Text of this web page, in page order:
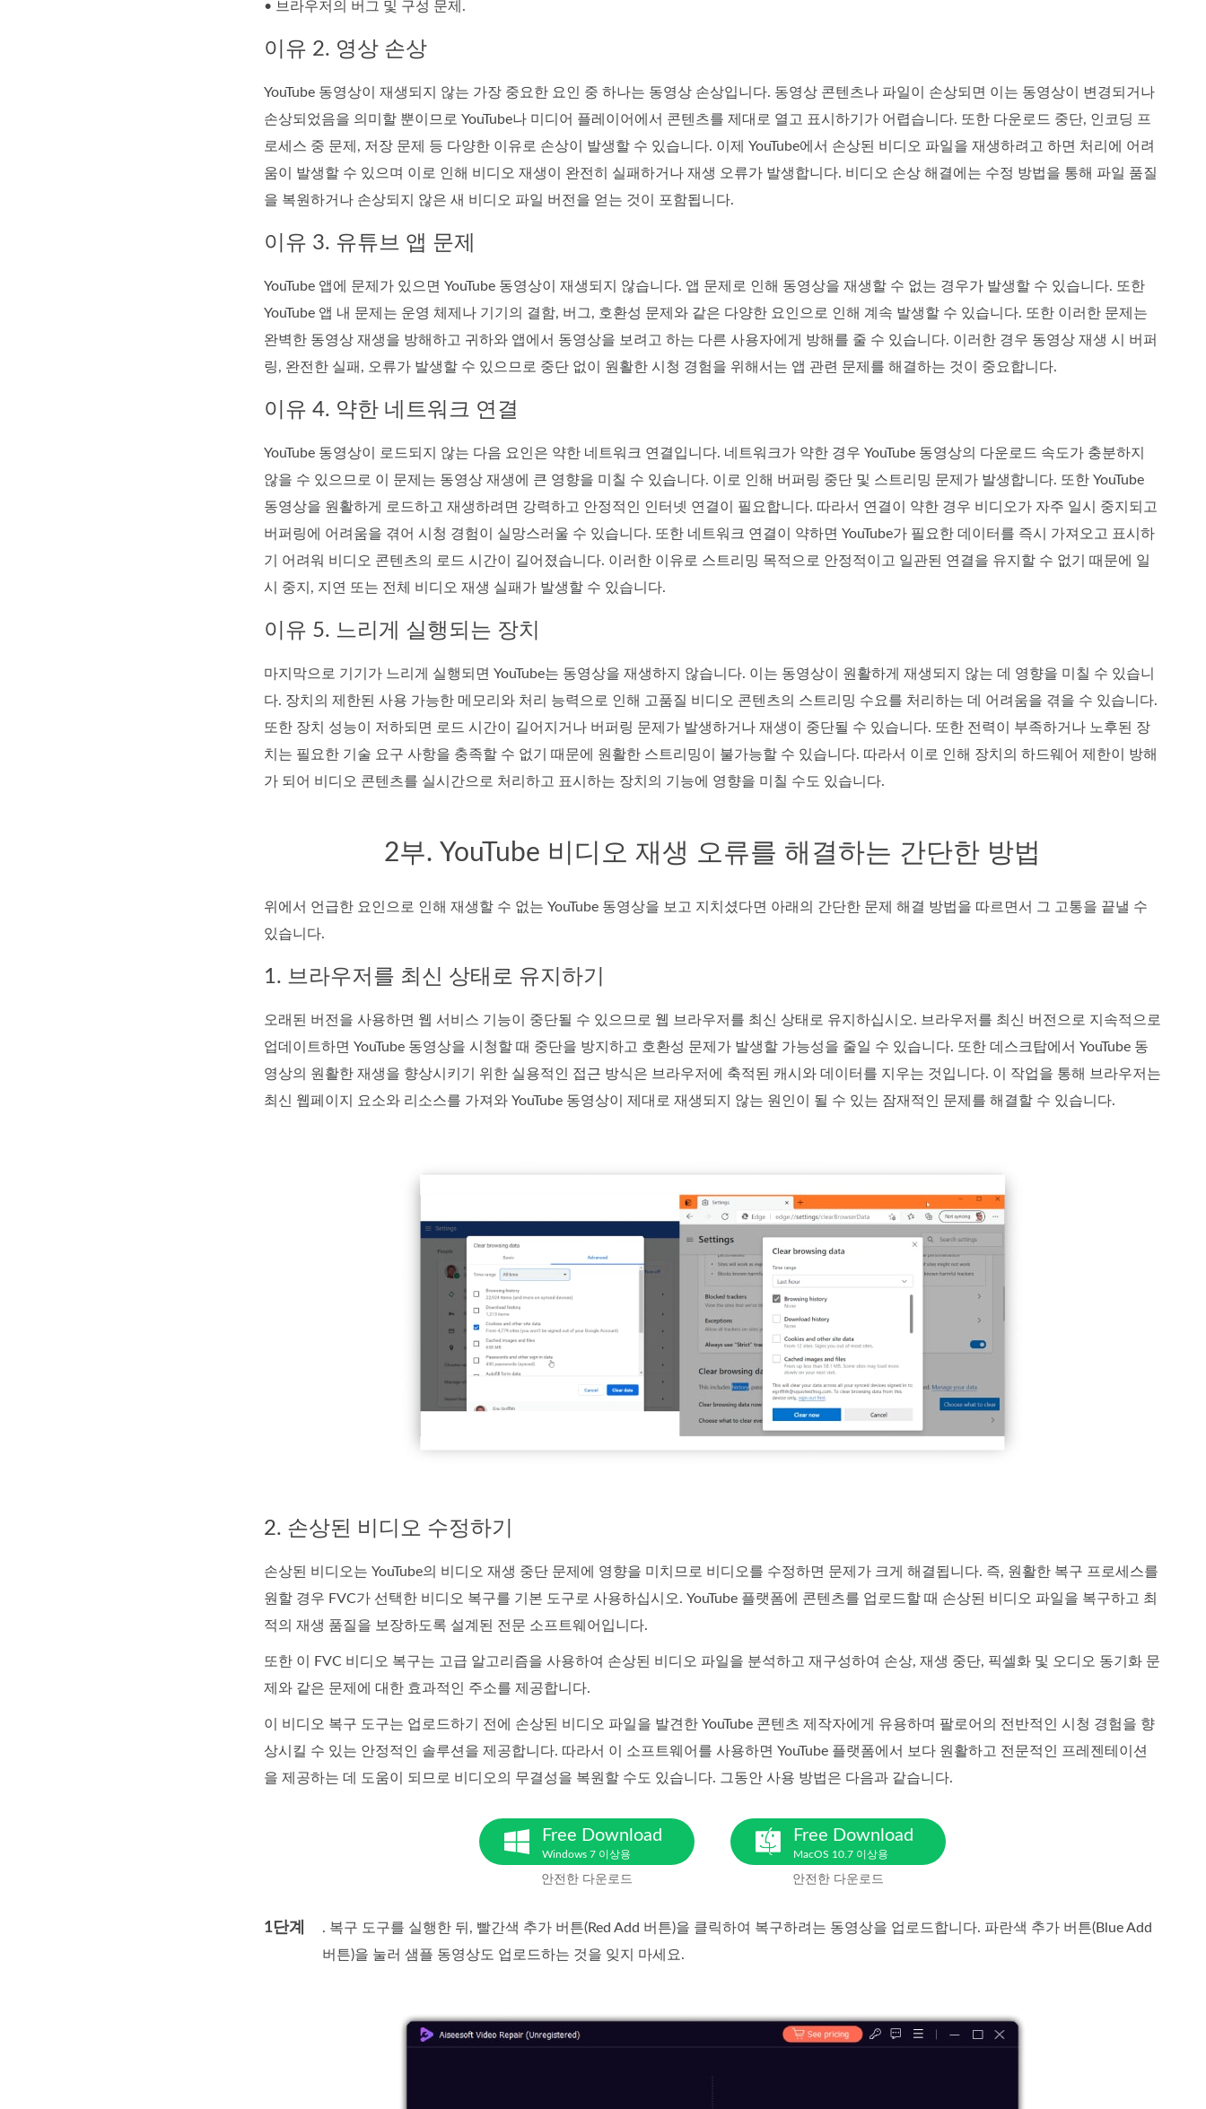
• 브라우저의 버그 및 구성 문제.
이유 2. 영상 손상
YouTube 동영상이 재생되지 않는 가장 중요한 요인 중 하나는 동영상 손상입니다. 동영상 콘텐츠나 파일이 손상되면 이는 동영상이 변경되거나
손상되었음을 의미할 뿐이므로 YouTube나 미디어 플레이어에서 콘텐츠를 제대로 열고 표시하기가 어렵습니다. 또한 다운로드 중단, 인코딩 프
로세스 중 문제, 저장 문제 등 다양한 이유로 손상이 발생할 수 있습니다. 이제 YouTube에서 손상된 비디오 파일을 재생하려고 하면 처리에 어려
움이 발생할 수 있으며 이로 인해 비디오 재생이 완전히 실패하거나 재생 오류가 발생합니다. 비디오 손상 해결에는 수정 방법을 통해 파일 품질
을 복원하거나 손상되지 않은 새 비디오 파일 버전을 얻는 것이 포함됩니다.
이유 3. 유튜브 앱 문제
YouTube 앱에 문제가 있으면 YouTube 동영상이 재생되지 않습니다. 앱 문제로 인해 동영상을 재생할 수 없는 경우가 발생할 수 있습니다. 또한
YouTube 앱 내 문제는 운영 체제나 기기의 결함, 버그, 호환성 문제와 같은 다양한 요인으로 인해 계속 발생할 수 있습니다. 또한 이러한 문제는
완벽한 동영상 재생을 방해하고 귀하와 앱에서 동영상을 보려고 하는 다른 사용자에게 방해를 줄 수 있습니다. 이러한 경우 동영상 재생 시 버퍼
링, 완전한 실패, 오류가 발생할 수 있으므로 중단 없이 원활한 시청 경험을 위해서는 앱 관련 문제를 해결하는 것이 중요합니다.
이유 4. 약한 네트워크 연결
YouTube 동영상이 로드되지 않는 다음 요인은 약한 네트워크 연결입니다. 네트워크가 약한 경우 YouTube 동영상의 다운로드 속도가 충분하지
않을 수 있으므로 이 문제는 동영상 재생에 큰 영향을 미칠 수 있습니다. 이로 인해 버퍼링 중단 및 스트리밍 문제가 발생합니다. 또한 YouTube
동영상을 원활하게 로드하고 재생하려면 강력하고 안정적인 인터넷 연결이 필요합니다. 따라서 연결이 약한 경우 비디오가 자주 일시 중지되고
버퍼링에 어려움을 겪어 시청 경험이 실망스러울 수 있습니다. 또한 네트워크 연결이 약하면 YouTube가 필요한 데이터를 즉시 가져오고 표시하
기 어려워 비디오 콘텐츠의 로드 시간이 길어졌습니다. 이러한 이유로 스트리밍 목적으로 안정적이고 일관된 연결을 유지할 수 없기 때문에 일
시 중지, 지연 또는 전체 비디오 재생 실패가 발생할 수 있습니다.
이유 5. 느리게 실행되는 장치
마지막으로 기기가 느리게 실행되면 YouTube는 동영상을 재생하지 않습니다. 이는 동영상이 원활하게 재생되지 않는 데 영향을 미칠 수 있습니
다. 장치의 제한된 사용 가능한 메모리와 처리 능력으로 인해 고품질 비디오 콘텐츠의 스트리밍 수요를 처리하는 데 어려움을 겪을 수 있습니다.
또한 장치 성능이 저하되면 로드 시간이 길어지거나 버퍼링 문제가 발생하거나 재생이 중단될 수 있습니다. 또한 전력이 부족하거나 노후된 장
치는 필요한 기술 요구 사항을 충족할 수 없기 때문에 원활한 스트리밍이 불가능할 수 있습니다. 따라서 이로 인해 장치의 하드웨어 제한이 방해
가 되어 비디오 콘텐츠를 실시간으로 처리하고 표시하는 장치의 기능에 영향을 미칠 수도 있습니다.
2부. YouTube 비디오 재생 오류를 해결하는 간단한 방법
위에서 언급한 요인으로 인해 재생할 수 없는 YouTube 동영상을 보고 지치셨다면 아래의 간단한 문제 해결 방법을 따르면서 그 고통을 끝낼 수
있습니다.
1. 브라우저를 최신 상태로 유지하기
오래된 버전을 사용하면 웹 서비스 기능이 중단될 수 있으므로 웹 브라우저를 최신 상태로 유지하십시오. 브라우저를 최신 버전으로 지속적으로
업데이트하면 YouTube 동영상을 시청할 때 중단을 방지하고 호환성 문제가 발생할 가능성을 줄일 수 있습니다. 또한 데스크탑에서 YouTube 동
영상의 원활한 재생을 향상시키기 위한 실용적인 접근 방식은 브라우저에 축적된 캐시와 데이터를 지우는 것입니다. 이 작업을 통해 브라우저는
최신 웹페이지 요소와 리소스를 가져와 YouTube 동영상이 제대로 재생되지 않는 원인이 될 수 있는 잠재적인 문제를 해결할 수 있습니다.
2. 손상된 비디오 수정하기
손상된 비디오는 YouTube의 비디오 재생 중단 문제에 영향을 미치므로 비디오를 수정하면 문제가 크게 해결됩니다. 즉, 원활한 복구 프로세스를
원할 경우 FVC가 선택한 비디오 복구를 기본 도구로 사용하십시오. YouTube 플랫폼에 콘텐츠를 업로드할 때 손상된 비디오 파일을 복구하고 최
적의 재생 품질을 보장하도록 설계된 전문 소프트웨어입니다.
또한 이 FVC 비디오 복구는 고급 알고리즘을 사용하여 손상된 비디오 파일을 분석하고 재구성하여 손상, 재생 중단, 픽셀화 및 오디오 동기화 문
제와 같은 문제에 대한 효과적인 주소를 제공합니다.
이 비디오 복구 도구는 업로드하기 전에 손상된 비디오 파일을 발견한 YouTube 콘텐츠 제작자에게 유용하며 팔로어의 전반적인 시청 경험을 향
상시킬 수 있는 안정적인 솔루션을 제공합니다. 따라서 이 소프트웨어를 사용하면 YouTube 플랫폼에서 보다 원활하고 전문적인 프레젠테이션
을 제공하는 데 도움이 되므로 비디오의 무결성을 복원할 수도 있습니다. 그동안 사용 방법은 다음과 같습니다.
Free Download
Windows 7 이상용
안전한 다운로드
Free Download
MacOS 10.7 이상용
안전한 다운로드
1단계
. 복구 도구를 실행한 뒤, 빨간색 추가 버튼(Red Add 버튼)을 클릭하여 복구하려는 동영상을 업로드합니다. 파란색 추가 버튼(Blue Add
버튼)을 눌러 샘플 동영상도 업로드하는 것을 잊지 마세요.